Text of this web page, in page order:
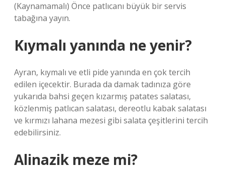
(Kaynamamalı) Önce patlıcanı büyük bir servis
tabağına yayın.
Kıymalı yanında ne yenir?
Ayran, kıymalı ve etli pide yanında en çok tercih
edilen içecektir. Burada da damak tadınıza göre
yukarıda bahsi geçen kızarmış patates salatası,
közlenmiş patlıcan salatası, dereotlu kabak salatası
ve kırmızı lahana mezesi gibi salata çeşitlerini tercih
edebilirsiniz.
Alinazik meze mi?